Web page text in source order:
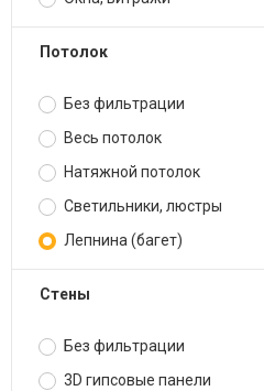
Потолок
Без фильтрации
Весь потолок
Натяжной потолок
Светильники, люстры
Лепнина (багет)
Стены
Без фильтрации
3D гипсовые панели